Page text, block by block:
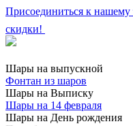
Присоединиться к нашему
скидки!
Шары на выпускной
Фонтан из шаров
Шары на Выписку
Шары на 14 февраля
Шары на День рождения